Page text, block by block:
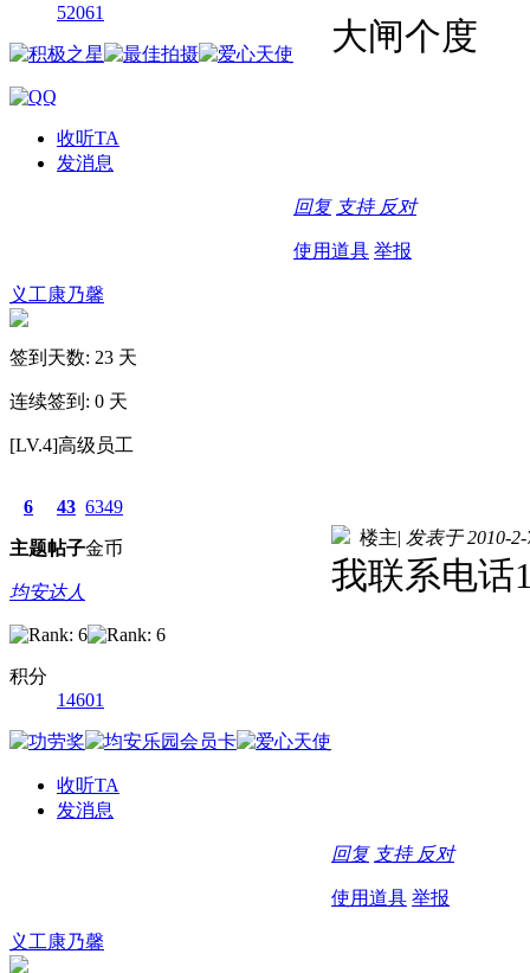
52061
收听TA
发消息
大闸个度
回复 支持 反对
使用道具 举报
义工康乃馨
签到天数: 23 天
连续签到: 0 天
[LV.4]高级员工
6
主题
43
帖子
6349
金币
均安达人
积分
14601
收听TA
发消息
楼主| 发表于 2010-2-
我联系电话
回复 支持 反对
使用道具 举报
义工康乃馨